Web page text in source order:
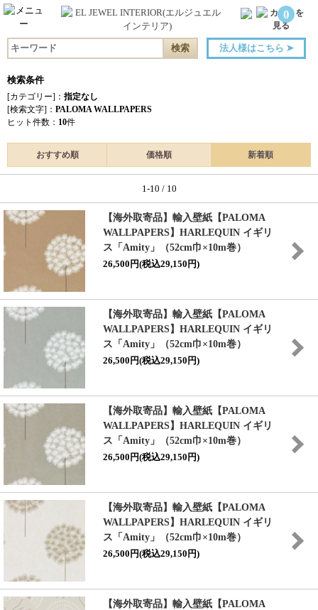
0
法人様はこちら ➤
検索条件
[カテゴリー]： 指定なし
[検索文字]： PALOMA WALLPAPERS
ヒット件数： 10件
おすすめ順 価格順 新着順
1-10 / 10
【海外取寄品】輸入壁紙【PALOMA
WALLPAPERS】HARLEQUIN イギリ
ス「Amity」（52cm巾×10m巻）
26,500円(税込29,150円)
【海外取寄品】輸入壁紙【PALOMA
WALLPAPERS】HARLEQUIN イギリ
ス「Amity」（52cm巾×10m巻）
26,500円(税込29,150円)
【海外取寄品】輸入壁紙【PALOMA
WALLPAPERS】HARLEQUIN イギリ
ス「Amity」（52cm巾×10m巻）
26,500円(税込29,150円)
【海外取寄品】輸入壁紙【PALOMA
WALLPAPERS】HARLEQUIN イギリ
ス「Amity」（52cm巾×10m巻）
26,500円(税込29,150円)
【海外取寄品】輸入壁紙【PALOMA